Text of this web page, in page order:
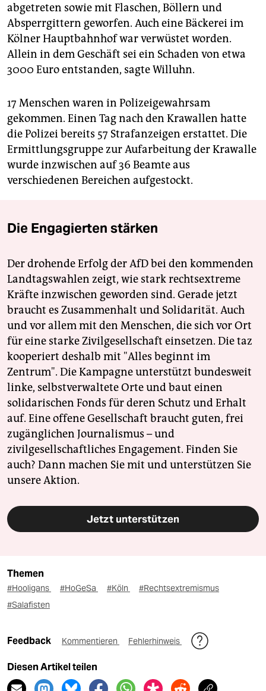
abgetreten sowie mit Flaschen, Böllern und
Absperrgittern geworfen. Auch eine Bäckerei im
Kölner Hauptbahnhof war verwüstet worden.
Allein in dem Geschäft sei ein Schaden von etwa
3000 Euro entstanden, sagte Willuhn.
17 Menschen waren in Polizeigewahrsam
gekommen. Einen Tag nach den Krawallen hatte
die Polizei bereits 57 Strafanzeigen erstattet. Die
Ermittlungsgruppe zur Aufarbeitung der Krawalle
wurde inzwischen auf 36 Beamte aus
verschiedenen Bereichen aufgestockt.
Die Engagierten stärken
Der drohende Erfolg der AfD bei den kommenden
Landtagswahlen zeigt, wie stark rechtsextreme
Kräfte inzwischen geworden sind. Gerade jetzt
braucht es Zusammenhalt und Solidarität. Auch
und vor allem mit den Menschen, die sich vor Ort
für eine starke Zivilgesellschaft einsetzen. Die taz
kooperiert deshalb mit "Alles beginnt im
Zentrum". Die Kampagne unterstützt bundesweit
linke, selbstverwaltete Orte und baut einen
solidarischen Fonds für deren Schutz und Erhalt
auf. Eine offene Gesellschaft braucht guten, frei
zugänglichen Journalismus – und
zivilgesellschaftliches Engagement. Finden Sie
auch? Dann machen Sie mit und unterstützen Sie
unsere Aktion.
Jetzt unterstützen
Themen
#Hooligans #HoGeSa #Köln
#Rechtsextremismus
#Salafisten
Feedback Kommentieren Fehlerhinweis
Diesen Artikel teilen